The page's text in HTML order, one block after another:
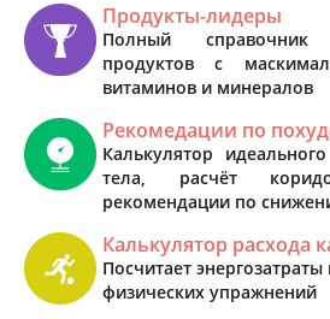
Продукты-лидеры
Полный
продуктов с
витаминов и минералов
Рекомедации по
Калькулятор
тела, расчёт
рекомендации по
Калькулятор расхода
Посчитает
физических упражнений